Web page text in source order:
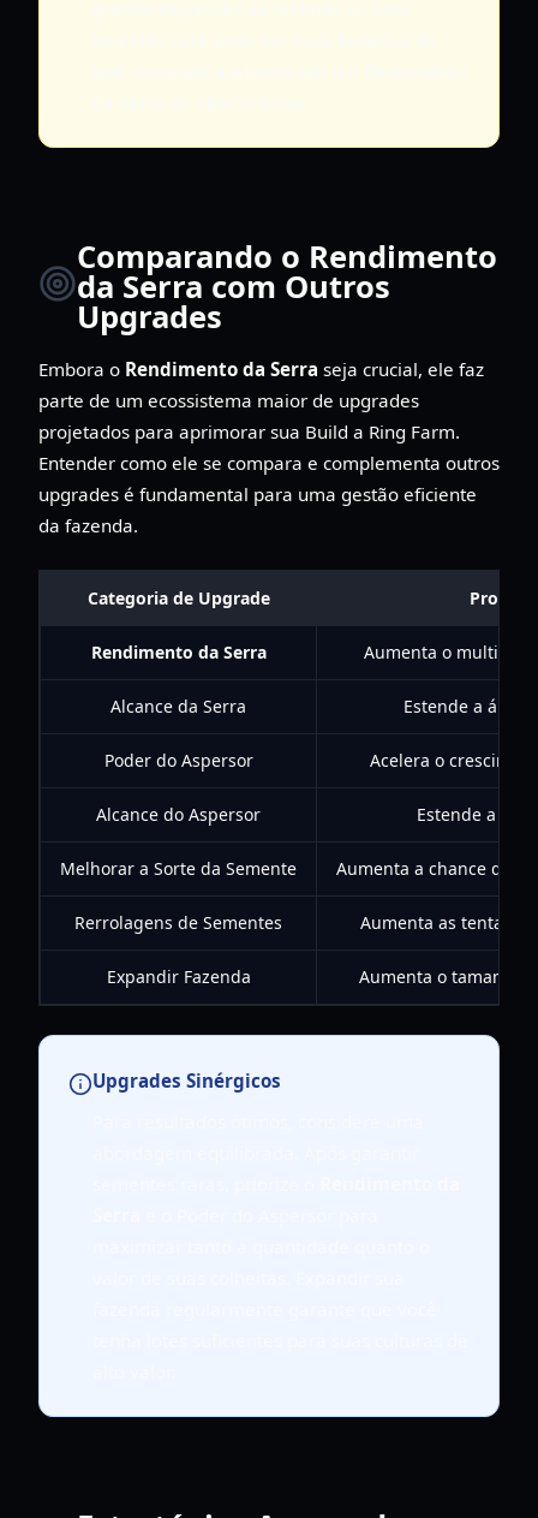
Comparando o Rendimento
da Serra com Outros
Upgrades
Embora o Rendimento da Serra seja crucial, ele faz
parte de um ecossistema maior de upgrades
projetados para aprimorar sua Build a Ring Farm.
Entender como ele se compara e complementa outros
upgrades é fundamental para uma gestão eficiente
da fazenda.
Categoria de Upgrade
Rendimento da Serra Aumenta o
Alcance da Serra Estende a área
Poder do Aspersor Acelera o
Alcance do Aspersor Estende a
Melhorar a Sorte da Semente Aumenta a chance de
Rerrolagens de Sementes Aumenta as
Expandir Fazenda Aumenta o tamanho/
Upgrades Sinérgicos